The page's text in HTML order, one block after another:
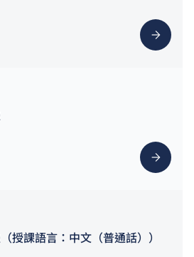
授課語言：中文（普通話））